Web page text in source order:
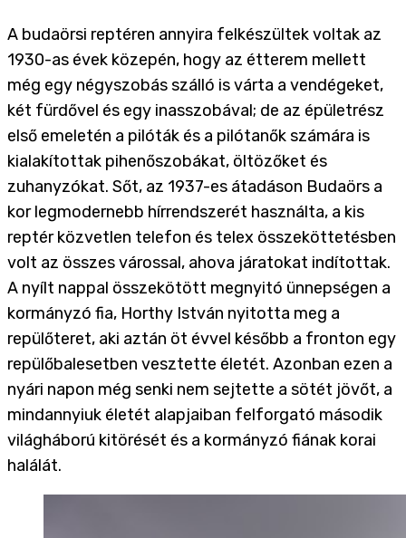
A budaörsi reptéren annyira felkészültek voltak az
1930-as évek közepén, hogy az étterem mellett
még egy négyszobás szálló is várta a vendégeket,
két fürdővel és egy inasszobával; de az épületrész
első emeletén a pilóták és a pilótanők számára is
kialakítottak pihenőszobákat, öltözőket és
zuhanyzókat. Sőt, az 1937-es átadáson Budaörs a
kor legmodernebb hírrendszerét használta, a kis
reptér közvetlen telefon és telex összeköttetésben
volt az összes várossal, ahova járatokat indítottak.
A nyílt nappal összekötött megnyitó ünnepségen a
kormányzó fia, Horthy István nyitotta meg a
repülőteret, aki aztán öt évvel később a fronton egy
repülőbalesetben vesztette életét. Azonban ezen a
nyári napon még senki nem sejtette a sötét jövőt, a
mindannyiuk életét alapjaiban felforgató második
világháború kitörését és a kormányzó fiának korai
halálát.